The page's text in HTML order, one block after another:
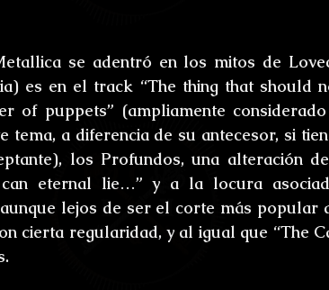
se adentró en los mitos de
es en el track “The thing that should
of puppets” (ampliamente
tema, a diferencia de su antecesor, si
los Profundos, una alteración
eternal lie…” y a la locura
lejos de ser el corte más popular
cierta regularidad, y al igual que “The